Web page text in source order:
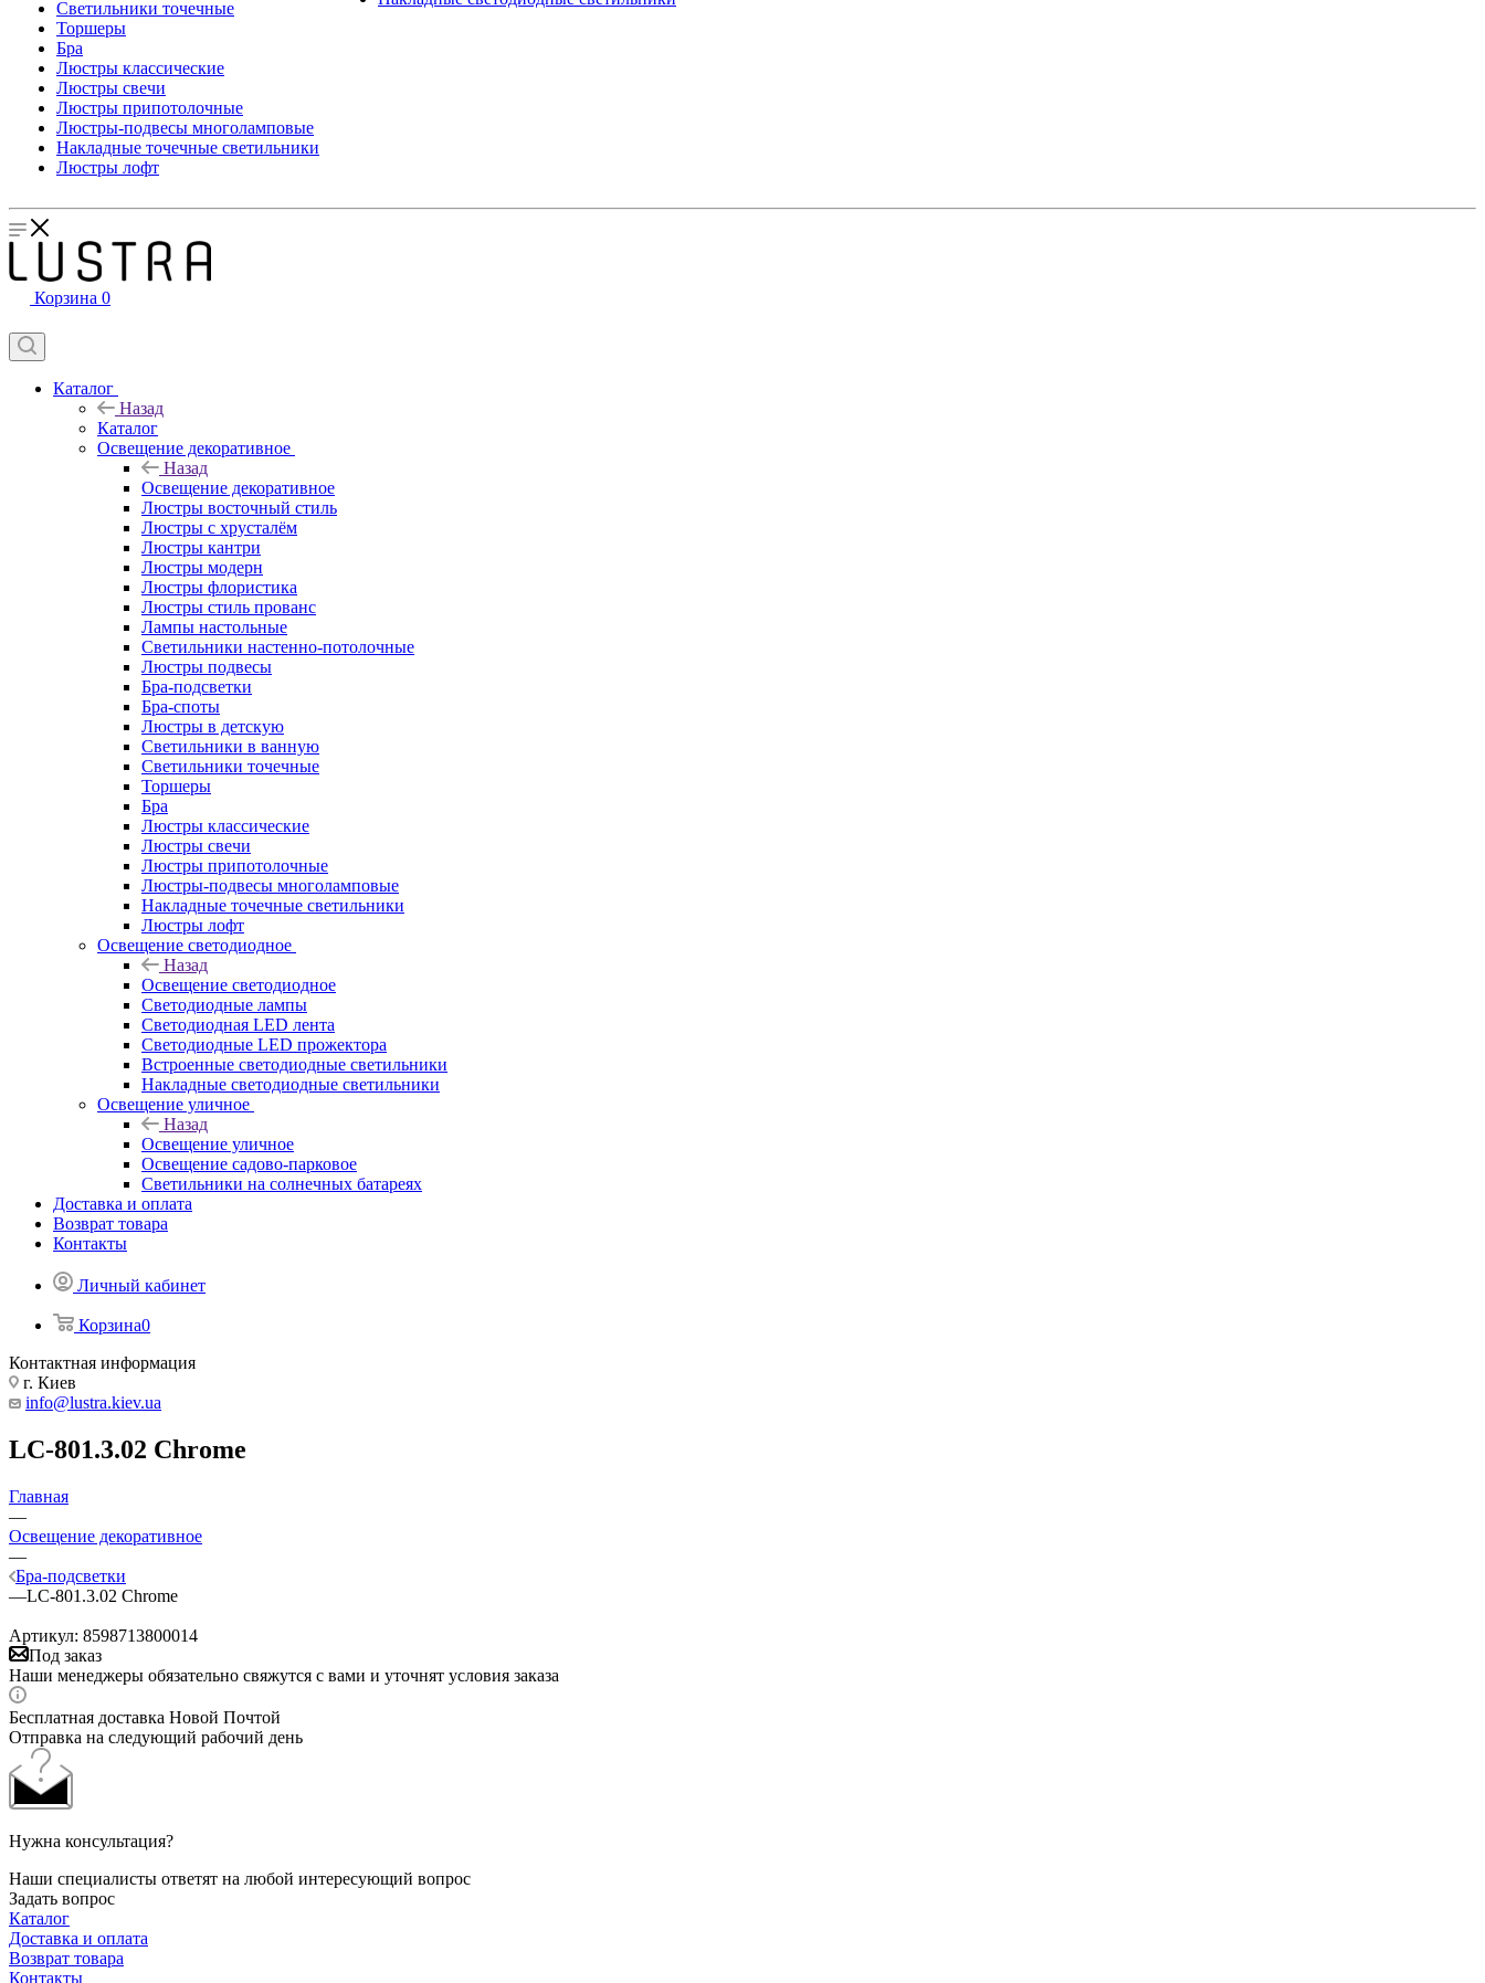
Светильники точечные
Торшеры
Бра
Люстры классические
Люстры свечи
Люстры припотолочные
Люстры-подвесы многоламповые
Накладные точечные светильники
Люстры лофт
Корзина 0
Каталог
Назад
Каталог
Освещение декоративное
Назад
Освещение декоративное
Люстры восточный стиль
Люстры с хрусталём
Люстры кантри
Люстры модерн
Люстры флористика
Люстры стиль прованс
Лампы настольные
Светильники настенно-потолочные
Люстры подвесы
Бра-подсветки
Бра-споты
Люстры в детскую
Светильники в ванную
Светильники точечные
Торшеры
Бра
Люстры классические
Люстры свечи
Люстры припотолочные
Люстры-подвесы многоламповые
Накладные точечные светильники
Люстры лофт
Освещение светодиодное
Назад
Освещение светодиодное
Светодиодные лампы
Светодиодная LED лента
Светодиодные LED прожектора
Встроенные светодиодные светильники
Накладные светодиодные светильники
Освещение уличное
Назад
Освещение уличное
Освещение садово-парковое
Светильники на солнечных батареях
Доставка и оплата
Возврат товара
Контакты
Личный кабинет
Корзина0
Контактная информация
г. Киев
info@lustra.kiev.ua
LC-801.3.02 Chrome
Главная
—
Освещение декоративное
—
Бра-подсветки
—LC-801.3.02 Chrome
Артикул: 8598713800014
Под заказ
Наши менеджеры обязательно свяжутся с вами и уточнят условия заказа
Бесплатная доставка Новой Почтой
Отправка на следующий рабочий день
Нужна консультация?
Наши специалисты ответят на любой интересующий вопрос
Задать вопрос
Каталог
Доставка и оплата
Возврат товара
Контакты